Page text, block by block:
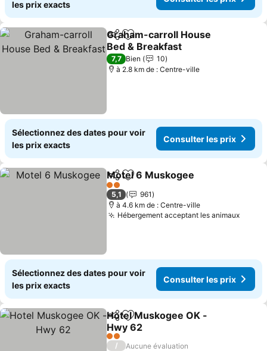
les prix exacts
PartagerAjouter à mes favoris
Graham-carroll House
Bed & Breakfast
Consulter les prix
7,7 Bien
10
à 2.8 km de : Centre-ville
Sélectionnez des dates pour voir
les prix exacts
Consulter les prix
PartagerAjouter à mes favoris
Motel 6 Muskogee
2 Étoiles
5,1
961
à 4.6 km de : Centre-ville
Hébergement acceptant les animaux
Sélectionnez des dates pour voir
les prix exacts
Consulter les prix
PartagerAjouter à mes favoris
Hotel Muskogee OK -
Hwy 62
Consulter les prix
2 Étoiles
/
Aucune évaluation